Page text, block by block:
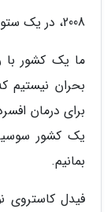
2008، در یک ستون روزانه در روزنامه:
ما یک کشور با
بحران نیستیم
برای درمان
یک کشور
بمانیم.
فیدل کاستروی